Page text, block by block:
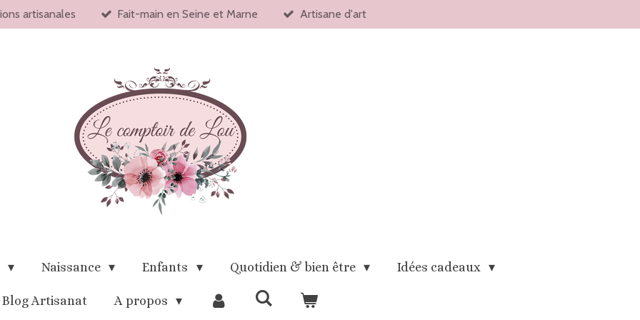
artisanales Fait-main en Seine et Marne Artisane d'art
Naissance Enfants Quotidien & bien être Idées cadeaux
Blog Artisanat A propos